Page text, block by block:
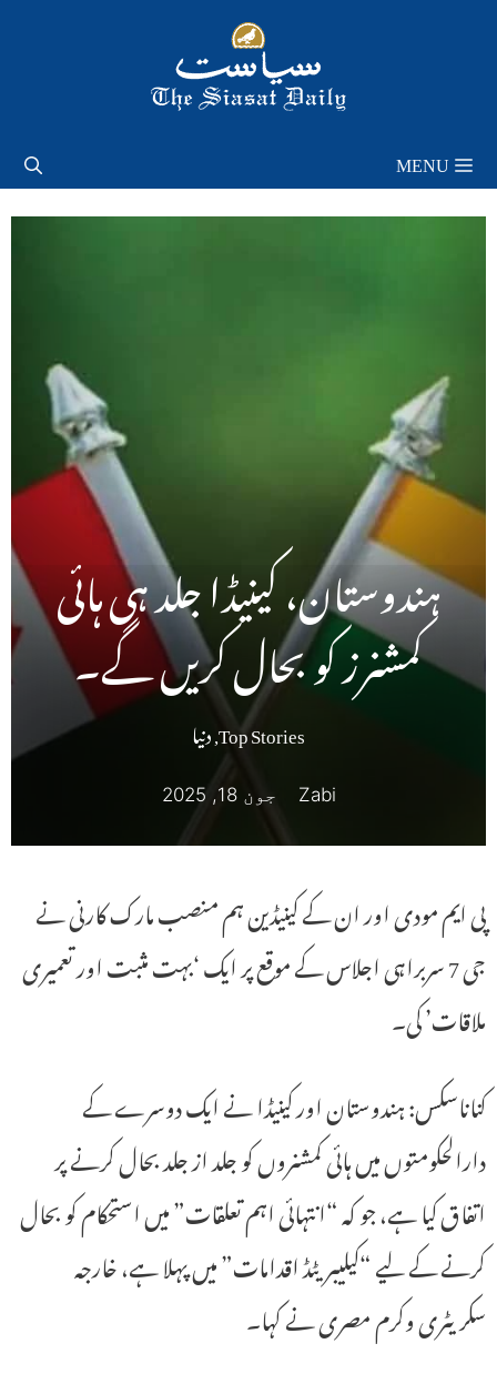
MENU
ہندوستان، کینیڈا جلد ہی ہائی
کمشنرز کو بحال کریں گے۔
Top Stories
,دنیا
Zabi جون 18, 2025
پی ایم مودی اور ان کے کینیڈین ہم منصب مارک کارنی نے
جی 7 سربراہی اجلاس کے موقع پر ایک ‘بہت مثبت اور تعمیری
ملاقات’ کی۔
کناناسکس: ہندوستان اور کینیڈا نے ایک دوسرے کے
دارالحکومتوں میں ہائی کمشنروں کو جلد از جلد بحال کرنے پر
اتفاق کیا ہے، جو کہ “انتہائی اہم تعلقات” میں استحکام کو بحال
کرنے کے لیے “کیلیبریٹڈ اقدامات” میں پہلا ہے، خارجہ
سکریٹری وکرم مصری نے کہا۔